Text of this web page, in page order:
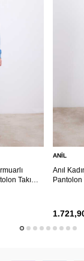
Takım
ANIL
Anıl
Pantolon